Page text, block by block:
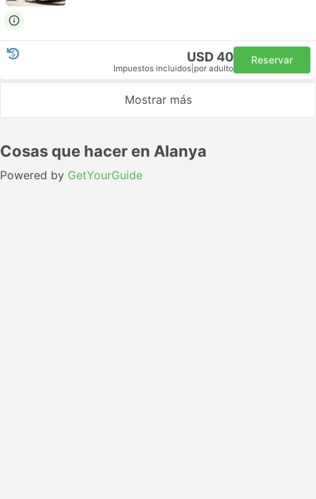
USD 40
Impuestos incluidos por adulto
Reservar
Mostrar más
Cosas que hacer en Alanya
Powered by GetYourGuide